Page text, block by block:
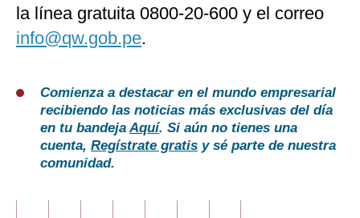
la línea gratuita 0800-20-600 y el correo
info@qw.gob.pe.
Comienza a destacar en el mundo empresarial
recibiendo las noticias más exclusivas del día
en tu bandejaAquí. Si aún no tienes una
cuenta, Regístrate gratis y sé parte de nuestra
comunidad.